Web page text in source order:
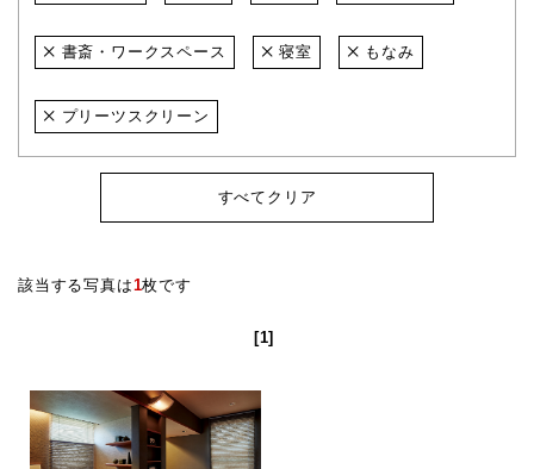
書斎・ワークスペース 寝室 もなみ
プリーツスクリーン
すべてクリア
該当する写真は1枚です
[1]